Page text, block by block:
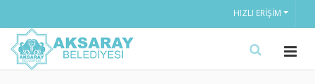
HIZLI ERIŞIM